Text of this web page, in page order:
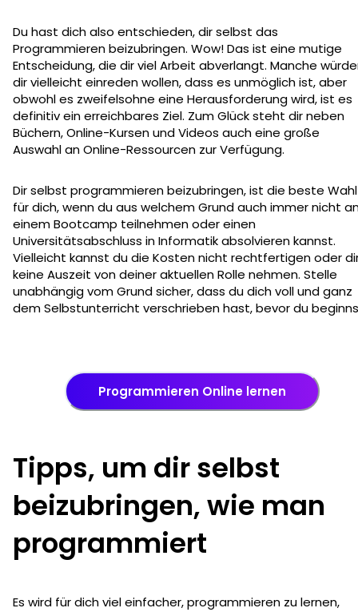
Du hast dich also entschieden, dir selbst das
Programmieren beizubringen. Wow! Das ist eine mutige
Entscheidung, die dir viel Arbeit abverlangt. Manche
dir vielleicht einreden wollen, dass es unmöglich ist, aber
obwohl es zweifelsohne eine Herausforderung wird, ist es
definitiv ein erreichbares Ziel. Zum Glück steht dir neben
Büchern, Online-Kursen und Videos auch eine große
Auswahl an Online-Ressourcen zur Verfügung.
Dir selbst programmieren beizubringen, ist die beste Wahl
für dich, wenn du aus welchem Grund auch immer nicht
einem Bootcamp teilnehmen oder einen
Universitätsabschluss in Informatik absolvieren kannst.
Vielleicht kannst du die Kosten nicht rechtfertigen oder
keine Auszeit von deiner aktuellen Rolle nehmen. Stelle
unabhängig vom Grund sicher, dass du dich voll und ganz
dem Selbstunterricht verschrieben hast, bevor du
Programmieren Online lernen
Tipps, um dir selbst
beizubringen, wie man
programmiert
Es wird für dich viel einfacher, programmieren zu lernen,